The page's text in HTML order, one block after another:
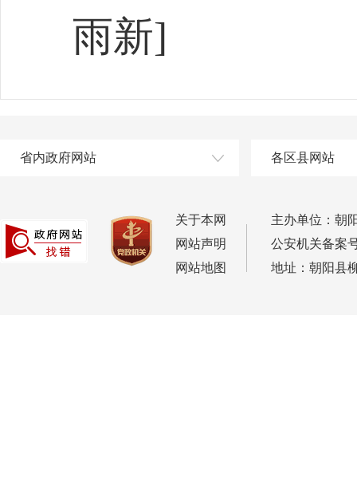
雨新]
省内政府网站 各区县网站
关于本网
网站声明
网站地图
主办单位：朝
公安机关备案
地址：朝阳县